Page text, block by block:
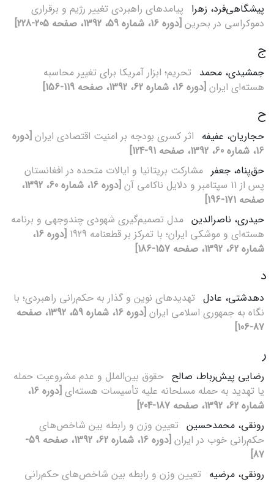
پیشگاهی‌فرد، زهرا پیامدهای راهبردی تغییر رژیم و برقراری
دموکراسی در بحرین [دوره 16، شماره 59، 1392، صفحه 205-228]
ج
جمشیدی، محمد تحریم؛ ابزار آمریکا برای تغییر محاسبه
هسته‌ای ایران [دوره 16، شماره 62، 1392، صفحه 119-156]
ح
حجاریان، عفیفه اثر کسری بودجه بر امنیت اقتصادی ایران [دوره
16، شماره 60، 1392، صفحه 91-124]
حق‌پناه، جعفر مشارکت بریتانیا و ایالات متحده در افغانستان
پس از 11 سپتامبر و دلایل ناکامی آن
[دوره 16، شماره 60، 1392،
صفحه 171-196]
حیدری، ناصرالدین مدل تصمیم‌گیری شهودی چندوجهی و برنامه
هسته‌ای و موشکی ایران؛ با تمرکز بر قطعنامه 1929
[دوره 16،
شماره 62، 1392، صفحه 157-186]
د
دهدشتی، عادل تهدیدهای نوین و گذار به حکم‌رانی راهبردی؛ با
نگاه به جمهوری اسلامی ایران
[دوره 16، شماره 59، 1392، صفحه
87-106]
ر
رضایی پیش‌رباط، صالح حقوق بین‌الملل و عدم مشروعیت حمله
یا تهدید به حمله مسلحانه علیه تأسیسات هسته‌ای
[دوره 16،
شماره 62، 1392، صفحه 187-204]
رونقی، محمدحسین تعیین وزن و رابطه بین شاخص‌های
حکم‌رانی خوب در ایران
[دوره 16، شماره 62، 1392، صفحه 59-
87]
رونقی، مرضیه تعیین وزن و رابطه بین شاخص‌های حکم‌رانی